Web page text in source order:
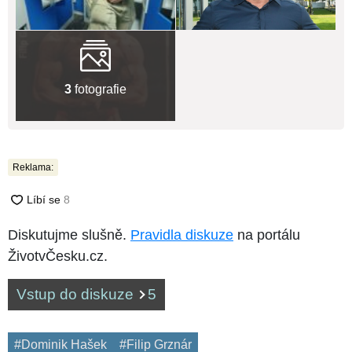
3 fotografie
Reklama:
Diskutujme slušně. Pravidla diskuze na portálu
ŽivotvČesku.cz.
Vstup do diskuze 5
#Dominik Hašek
#Filip Grznár